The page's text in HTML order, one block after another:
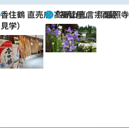
香住鶴 直売店「福智屋」（酒蔵
見学）
高野山真言宗 遍照寺